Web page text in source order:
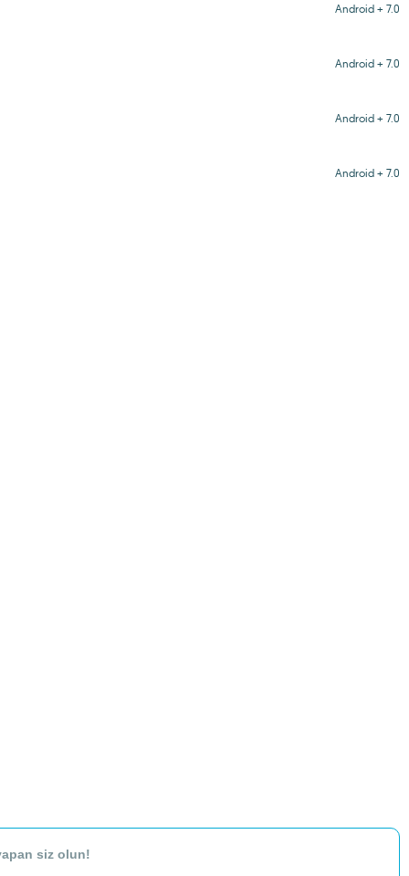
Android + 7.0
Android + 7.0
Android + 7.0
Android + 7.0
siz olun!